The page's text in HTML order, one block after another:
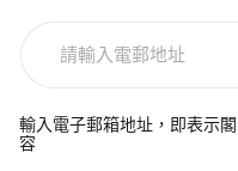
電
郵
輸入電子郵箱地址，即表示
容